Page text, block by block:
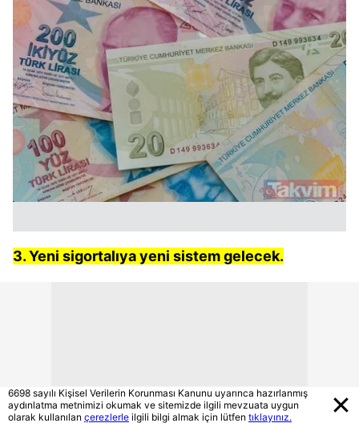
3. Yeni sigortalıya yeni sistem gelecek.
6698 sayılı Kişisel Verilerin Korunması Kanunu uyarınca hazırlanmış
aydınlatma metnimizi okumak ve sitemizde ilgili mevzuata uygun
olarak kullanılan çerezlerle ilgili bilgi almak için lütfen tıklayınız.